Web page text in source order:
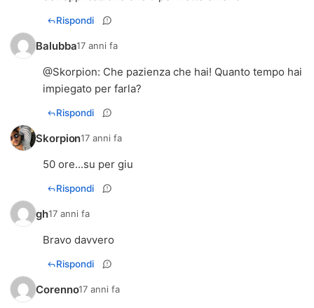
Rispondi
Balubba17 anni fa
@Skorpion: Che pazienza che hai! Quanto tempo hai
impiegato per farla?
Rispondi
Skorpion17 anni fa
50 ore...su per giu
Rispondi
gh17 anni fa
Bravo davvero
Rispondi
Corenno17 anni fa